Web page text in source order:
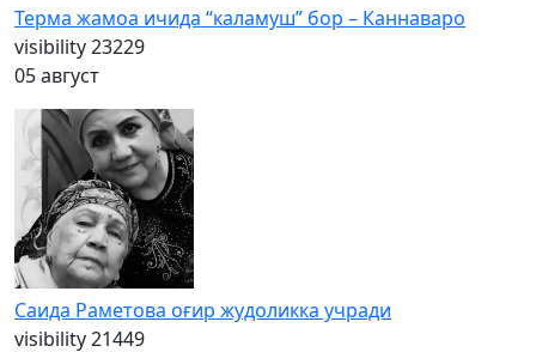
Терма жамоа ичида “каламуш” бор – Каннаваро
visibility23229
05 август
Саида Раметова оғир жудоликка учради
visibility21449